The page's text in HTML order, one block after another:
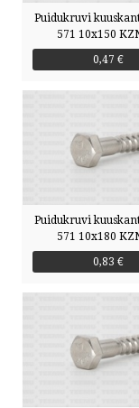
Puidukruvi
571 10x150
0,47 €
Puidukruvi
571 10x180
0,83 €